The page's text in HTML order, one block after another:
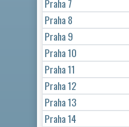
Praha 7
Praha 8
Praha 9
Praha 10
Praha 11
Praha 12
Praha 13
Praha 14